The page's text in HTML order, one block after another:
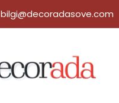
bilgi@decoradasove.com